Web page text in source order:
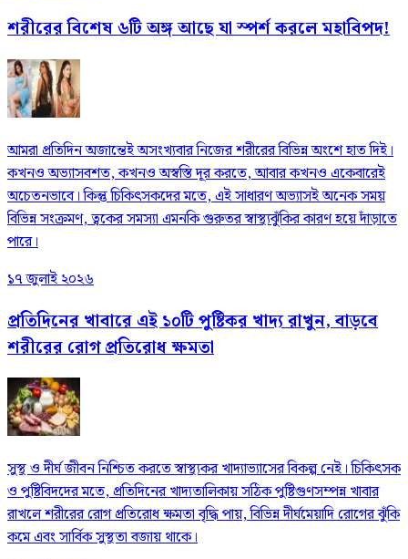
শরীরের বিশেষ ৬টি অঙ্গ আছে যা স্পর্শ করলে মহাবিপদ!
আমরা প্রতিদিন অজান্তেই অসংখ্যবার নিজের শরীরের বিভিন্ন অংশে হাত দিই।
কখনও অভ্যাসবশত, কখনও অস্বস্তি দূর করতে, আবার কখনও একেবারেই
অচেতনভাবে। কিন্তু চিকিৎসকদের মতে, এই সাধারণ অভ্যাসই অনেক সময়
বিভিন্ন সংক্রমণ, ত্বকের সমস্যা এমনকি গুরুতর স্বাস্থ্যঝুঁকির কারণ হয়ে দাঁড়াতে
পারে।
১৭ জুলাই ২০২৬
প্রতিদিনের খাবারে এই ১০টি পুষ্টিকর খাদ্য রাখুন, বাড়বে
শরীরের রোগ প্রতিরোধ ক্ষমতা
সুস্থ ও দীর্ঘ জীবন নিশ্চিত করতে স্বাস্থ্যকর খাদ্যাভ্যাসের বিকল্প নেই। চিকিৎসক
ও পুষ্টিবিদদের মতে, প্রতিদিনের খাদ্যতালিকায় সঠিক পুষ্টিগুণসম্পন্ন খাবার
রাখলে শরীরের রোগ প্রতিরোধ ক্ষমতা বৃদ্ধি পায়, বিভিন্ন দীর্ঘমেয়াদি রোগের ঝুঁকি
কমে এবং সার্বিক সুস্থতা বজায় থাকে।